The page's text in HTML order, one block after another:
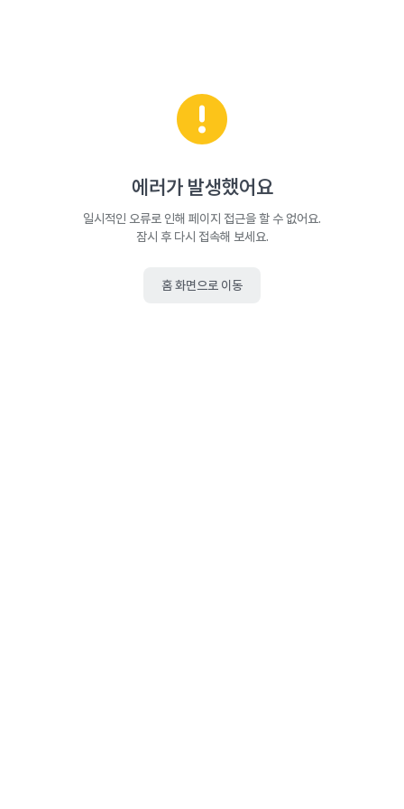
에러가 발생했어요
일시적인 오류로 인해 페이지 접근을 할 수 없어요.
잠시 후 다시 접속해 보세요.
홈 화면으로 이동